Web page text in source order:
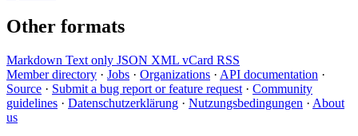
Other formats
Markdown Text only JSON XML vCard RSS
Member directory · Jobs · Organizations · API documentation ·
Source · Submit a bug report or feature request · Community
guidelines · Datenschutzerklärung · Nutzungsbedingungen · About
us